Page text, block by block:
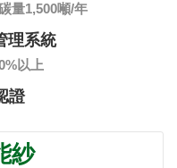
量1,500噸/年
理系統
以上
證
紗